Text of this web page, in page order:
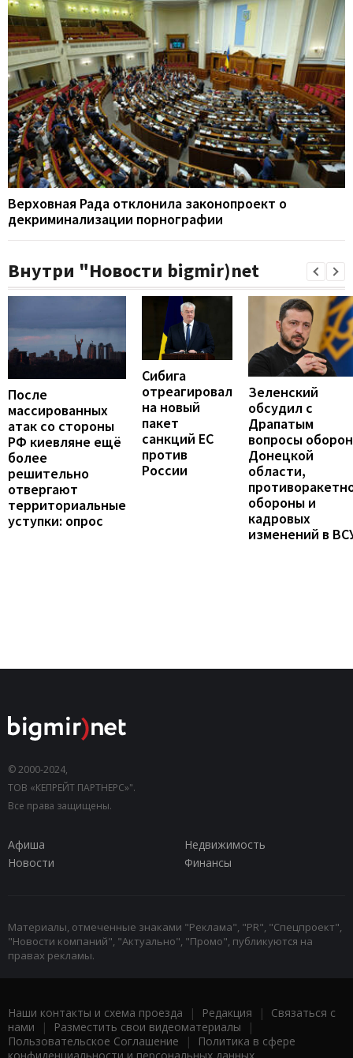
Верховная Рада отклонила законопроект о
декриминализации порнографии
Внутри "Новости bigmir)net
После
массированных
атак со стороны
РФ киевляне ещё
более
решительно
отвергают
территориальные
уступки: опрос
Сибига
отреагировал
на новый
пакет
санкций ЕС
против
России
Зеленский
обсудил с
Драпатым
вопросы
Донецкой
области,
обороны и
кадровых
изменений в
© 2000-2024,
ТОВ «КЕПРЕЙТ ПАРТНЕРС»".
Все права защищены.
Афиша
Недвижимость
Новости
Финансы
Материалы, отмеченные знаками "Реклама", "PR", "Спецпроект",
"Новости компаний", "Актуально", "Промо", публикуются на
правах рекламы.
Наши контакты и схема проезда | Редакция | Связаться с
нами | Разместить свои видеоматериалы |
Пользовательское Соглашение |
Политика в сфере